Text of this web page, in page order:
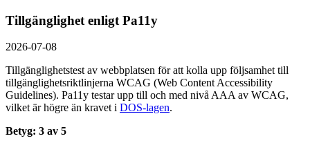
Tillgänglighet enligt Pa11y
2026-07-08
Tillgänglighetstest av webbplatsen för att kolla upp följsamhet till
tillgänglighets­riktlinjerna WCAG (Web Content Accessibility
Guidelines). Pa11y testar upp till och med nivå AAA av WCAG,
vilket är högre än kravet i DOS-lagen.
Betyg: 3 av 5